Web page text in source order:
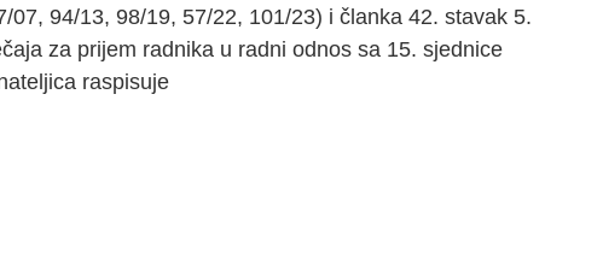
07, 94/13, 98/19, 57/22, 101/23) i članka 42. stavak 5.
za prijem radnika u radni odnos sa 15. sjednice
raspisuje